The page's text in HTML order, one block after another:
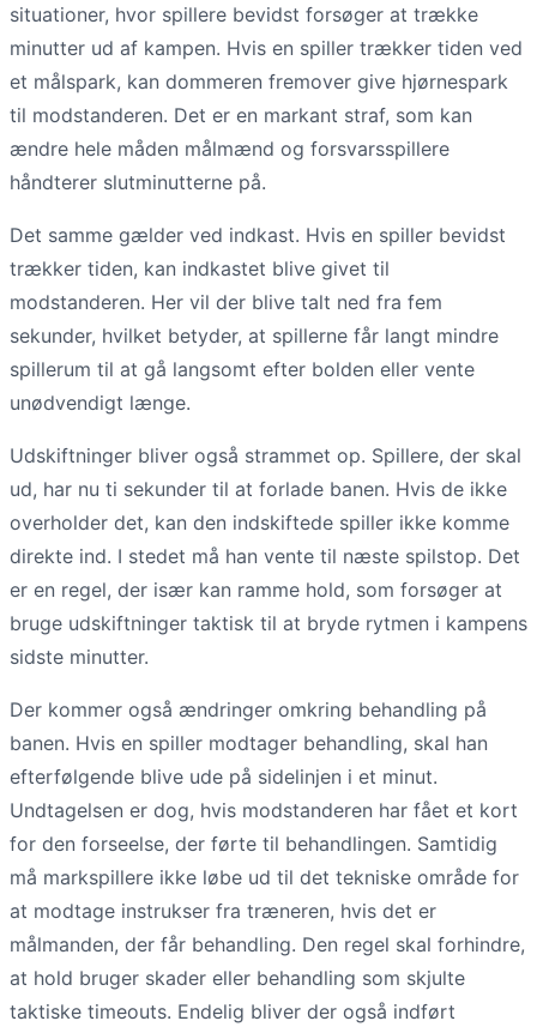
situationer, hvor spillere bevidst forsøger at trække
minutter ud af kampen. Hvis en spiller trækker tiden ved
et målspark, kan dommeren fremover give hjørnespark
til modstanderen. Det er en markant straf, som kan
ændre hele måden målmænd og forsvarsspillere
håndterer slutminutterne på.
Det samme gælder ved indkast. Hvis en spiller bevidst
trækker tiden, kan indkastet blive givet til
modstanderen. Her vil der blive talt ned fra fem
sekunder, hvilket betyder, at spillerne får langt mindre
spillerum til at gå langsomt efter bolden eller vente
unødvendigt længe.
Udskiftninger bliver også strammet op. Spillere, der skal
ud, har nu ti sekunder til at forlade banen. Hvis de ikke
overholder det, kan den indskiftede spiller ikke komme
direkte ind. I stedet må han vente til næste spilstop. Det
er en regel, der især kan ramme hold, som forsøger at
bruge udskiftninger taktisk til at bryde rytmen i kampens
sidste minutter.
Der kommer også ændringer omkring behandling på
banen. Hvis en spiller modtager behandling, skal han
efterfølgende blive ude på sidelinjen i et minut.
Undtagelsen er dog, hvis modstanderen har fået et kort
for den forseelse, der førte til behandlingen. Samtidig
må markspillere ikke løbe ud til det tekniske område for
at modtage instrukser fra træneren, hvis det er
målmanden, der får behandling. Den regel skal forhindre,
at hold bruger skader eller behandling som skjulte
taktiske timeouts. Endelig bliver der også indført